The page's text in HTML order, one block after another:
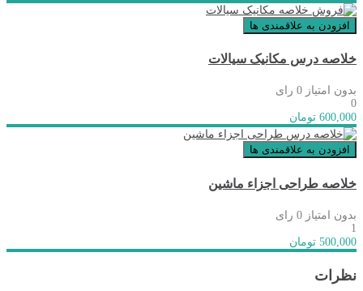
افزودن به علاقمندی ها
خلاصه درس مکانیک سیالات
بدون امتیاز 0 رای
0
600,000 تومان
افزودن به علاقمندی ها
خلاصه طراحی اجزاء ماشین
بدون امتیاز 0 رای
1
500,000 تومان
نظرات